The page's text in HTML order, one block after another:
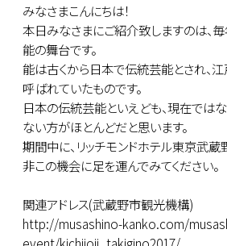
みなさまこんにちは！
本日みなさまにご紹介致しますのは、
能の舞台です。
能は古くから日本で伝統芸能とされ、
呼ばれていたものです。
日本の伝統芸能といえども、現在では
ない方がほとんどだと思います。
期間中に、リッチモンドホテル東京武蔵
非この機会に足を運んでみてください。
関連アドレス(武蔵野市観光機構)
http://musashino-kanko.com/
event/kichijoji_takigino2017/